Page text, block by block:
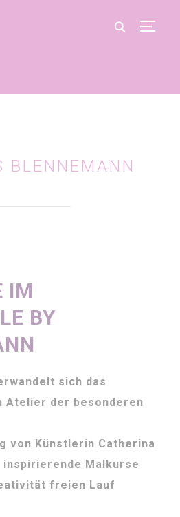
BLENNEMANN
IM
BY
sich das
Atelier der besonderen
von Künstlerin Catherina
inspirierende Malkurse
freien Lauf